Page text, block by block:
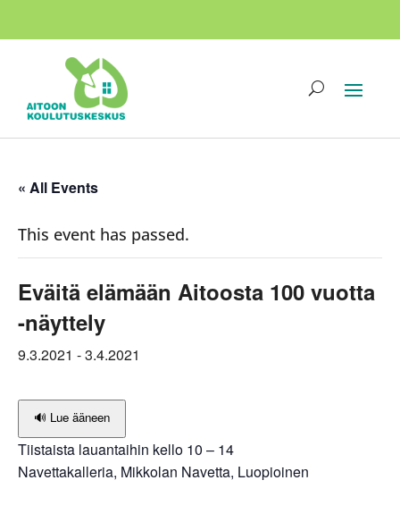
« All Events
This event has passed.
Eväitä elämään Aitoosta 100 vuotta
-näyttely
9.3.2021 -3.4.2021
🔊 Lue ääneen
Tiistaista lauantaihin kello 10 – 14
Navettakalleria, Mikkolan Navetta, Luopioinen